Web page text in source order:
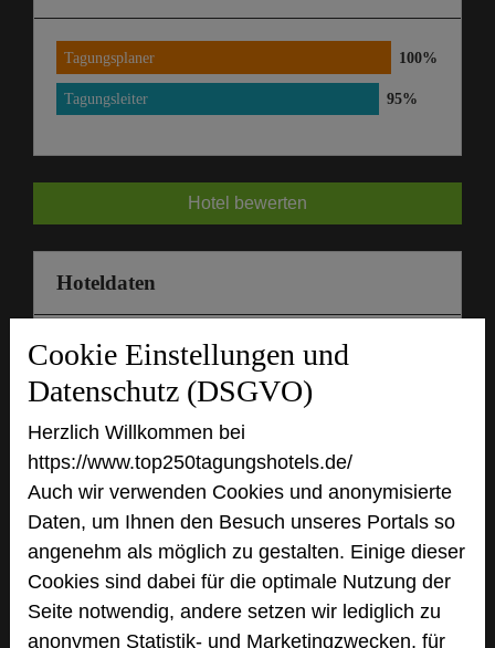
Cookie Einstellungen und
Datenschutz (DSGVO)
Herzlich Willkommen bei
https://www.top250tagungshotels.de/
Auch wir verwenden Cookies und anonymisierte
Daten, um Ihnen den Besuch unseres Portals so
angenehm als möglich zu gestalten. Einige dieser
Cookies sind dabei für die optimale Nutzung der
Seite notwendig, andere setzen wir lediglich zu
anonymen Statistik- und Marketingzwecken, für
Tagungsplaner
Tagungsleiter
Hotel bewerten
Hoteldaten
Max. Tagungskapazität (Personen)
Parlamentarisch
Reihenbestuhlung
Tagungsräume
Ausstellungsfläche 50 qm
Zimmer
65
Doppelzimmer
43
Studios
4